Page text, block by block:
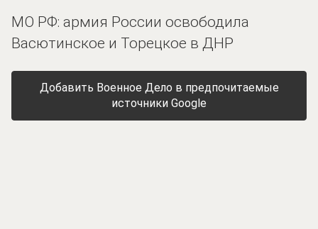
МО РФ: армия России освободила
Васютинское и Торецкое в ДНР
Добавить Военное Дело в предпочитаемые
источники Google